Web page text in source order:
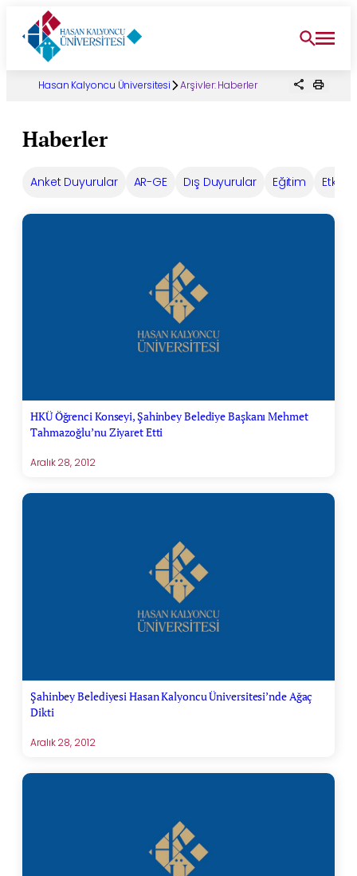
İçeriğe
Hasan Kalyoncu Üniversitesi Arşivler:Haberler
Haberler
Anket Duyurular AR-GE Dış Duyurular Eğitim Etkinlik
HKÜ Öğrenci Konseyi, Şahinbey Belediye Başkanı Mehmet
Tahmazoğlu’nu Ziyaret Etti
Aralık 28, 2012
Şahinbey Belediyesi Hasan Kalyoncu Üniversitesi’nde Ağaç
Dikti
Aralık 28, 2012